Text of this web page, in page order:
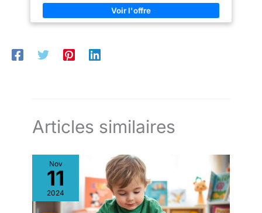
avec votre petit bout'chou et peut supporter jusqu'à 25 kg ;
Lorsque votre enfant peut s'asseoir tout seul vous pouvez
retirer l'anneau de protection amovible CERTIFIÉ ET DURABLE :
EN 71-1:2014 SPÉCIFICATIONS : Dimensions : L 82 x P 43 x H
Articles similaires
Nov
11
2024